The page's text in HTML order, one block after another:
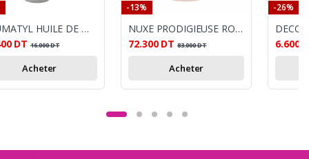
RHUMATYL HUILE DE MASSAGE 100ML
DT 16.000DT
Acheter
-13%
NUXE PRODIGIEUSE ROLLON 60ML
72.300 DT 83.000DT
Acheter
-26%
6.600